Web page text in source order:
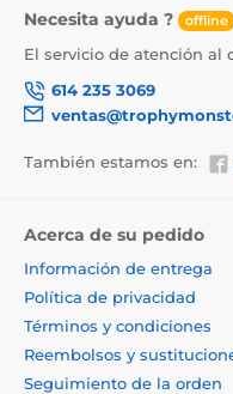
Necesita ayuda ? offline
El servicio de atención al
614 235 3069
También estamos en:
Acerca de su pedido
Información de entrega
Política de privacidad
Términos y condiciones
Reembolsos y
Seguimiento de la orden